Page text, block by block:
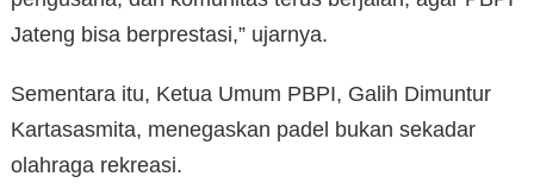
Jateng bisa berprestasi,” ujarnya.
Sementara itu, Ketua Umum PBPI, Galih Dimuntur
Kartasasmita, menegaskan padel bukan sekadar
olahraga rekreasi.